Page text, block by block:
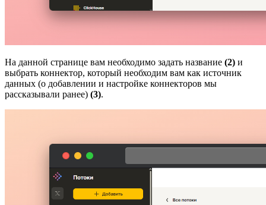
На данной странице вам необходимо задать название (2) и
выбрать коннектор, который необходим вам как источник
данных (о добавлении и настройке коннекторов мы
рассказывали ранее) (3).